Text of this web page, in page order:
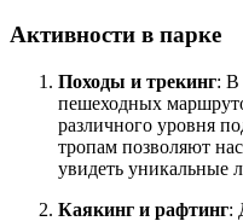
Активности в парке
Походы и трекинг: В
пешеходных
различного уровня
тропам позволяют
увидеть уникальные
Каякинг и рафтинг: